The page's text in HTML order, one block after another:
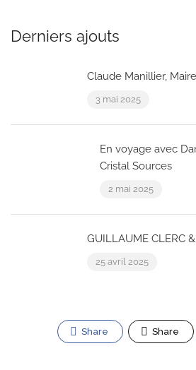
Derniers ajouts
Claude Manillier,
3 mai 2025
En voyage avec
Cristal Sources
2 mai 2025
GUILLAUME CLERC
25 avril 2025
Share Share